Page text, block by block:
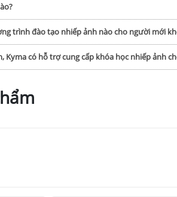
trình đào tạo nhiếp ảnh nào cho người mới
Kyma có hỗ trợ cung cấp khóa học nhiếp ảnh